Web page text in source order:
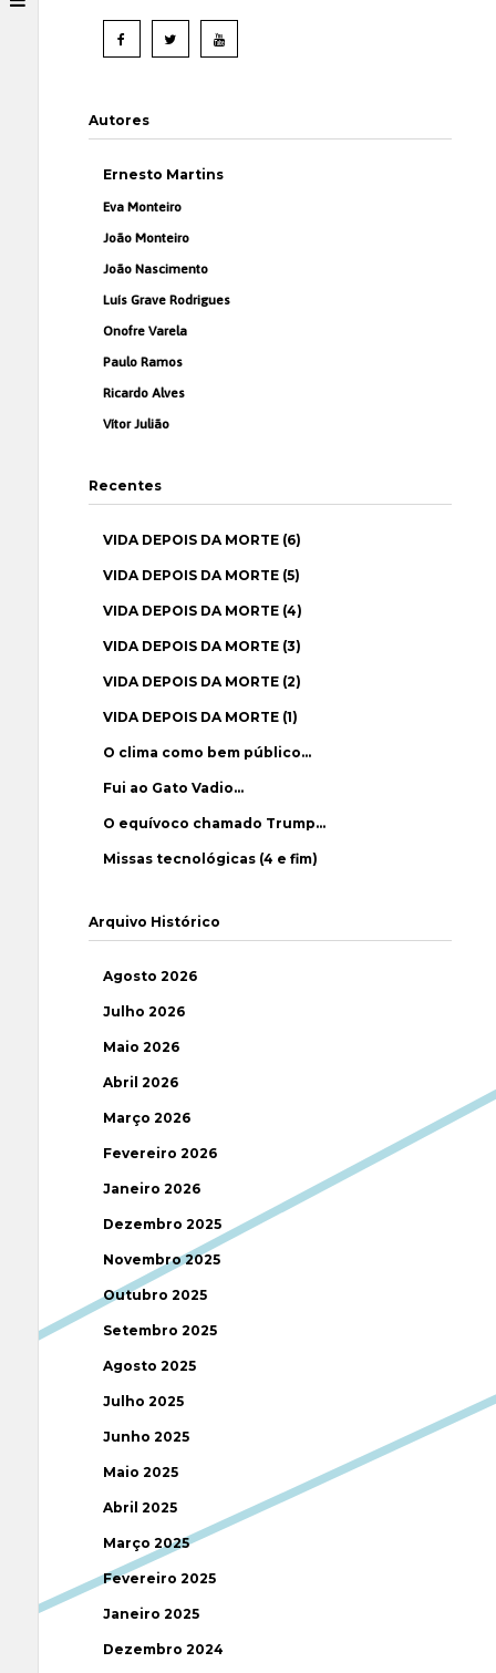
Autores
Ernesto Martins
Eva Monteiro
João Monteiro
João Nascimento
Luís Grave Rodrigues
Onofre Varela
Paulo Ramos
Ricardo Alves
Vítor Julião
Recentes
VIDA DEPOIS DA MORTE (6)
VIDA DEPOIS DA MORTE (5)
VIDA DEPOIS DA MORTE (4)
VIDA DEPOIS DA MORTE (3)
VIDA DEPOIS DA MORTE (2)
VIDA DEPOIS DA MORTE (1)
O clima como bem público…
Fui ao Gato Vadio…
O equívoco chamado Trump…
Missas tecnológicas (4 e fim)
Arquivo Histórico
Agosto 2026
Julho 2026
Maio 2026
Abril 2026
Março 2026
Fevereiro 2026
Janeiro 2026
Dezembro 2025
Novembro 2025
Outubro 2025
Setembro 2025
Agosto 2025
Julho 2025
Junho 2025
Maio 2025
Abril 2025
Março 2025
Fevereiro 2025
Janeiro 2025
Dezembro 2024